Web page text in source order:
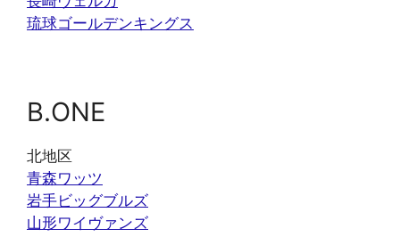
琉球ゴールデンキングス
B.ONE
北地区
青森ワッツ
岩手ビッグブルズ
山形ワイヴァンズ